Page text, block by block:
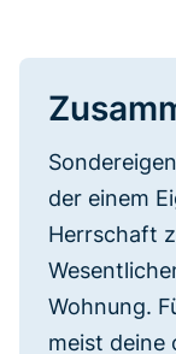
der einem
Herrschaft
Wohnung.
meist deine